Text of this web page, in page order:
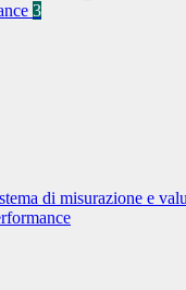
3
di misurazione e